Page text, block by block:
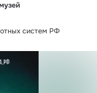
систем РФ